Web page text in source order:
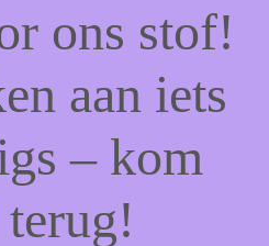
ons stof!
aan iets
– kom